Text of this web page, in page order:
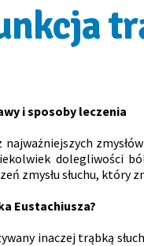
i sposoby leczenia
najważniejszych
dolegliwości
zmysłu słuchu, który
Eustachiusza?
inaczej trąbką